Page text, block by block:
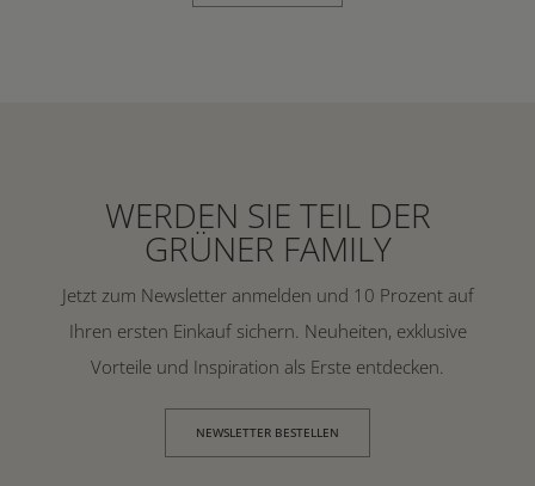
WERDEN SIE TEIL DER
GRÜNER FAMILY
Jetzt zum Newsletter anmelden und 10 Prozent auf
Ihren ersten Einkauf sichern. Neuheiten, exklusive
Vorteile und Inspiration als Erste entdecken.
NEWSLETTER BESTELLEN